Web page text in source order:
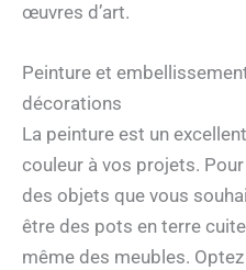
œuvres d’art.
Peinture et
décorations
La peinture est un
couleur à vos projets.
des objets que vous
être des pots en terre
même des meubles.